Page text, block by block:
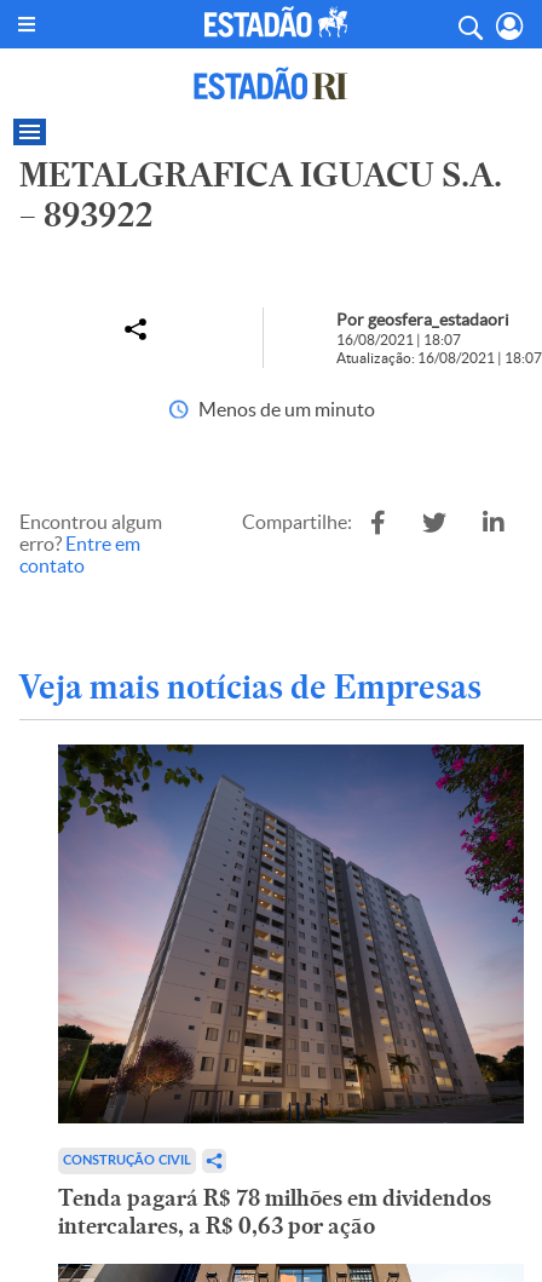
METALGRAFICA IGUACU S.A.
– 893922
Por geosfera_estadaori
16/08/2021 | 18:07
Atualização: 16/08/2021 | 18:07
Menos de um minuto
Encontrou algum
erro? Entre em
contato
Compartilhe:
Veja mais notícias de Empresas
CONSTRUÇÃO CIVIL
Tenda pagará R$ 78 milhões em dividendos
intercalares, a R$ 0,63 por ação